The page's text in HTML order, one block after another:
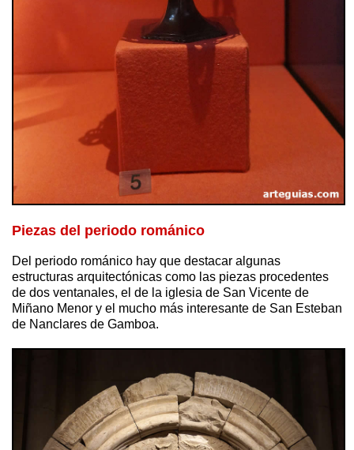
Piezas del periodo románico
Del periodo románico hay que destacar algunas
estructuras arquitectónicas como las piezas procedentes
de dos ventanales, el de la iglesia de San Vicente de
Miñano Menor y el mucho más interesante de San Esteban
de Nanclares de Gamboa.